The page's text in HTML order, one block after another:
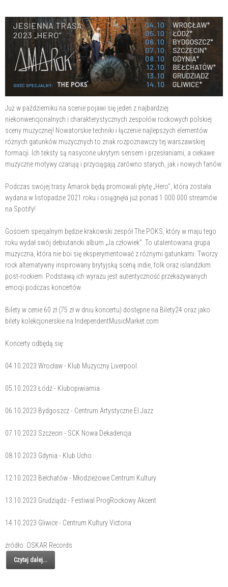
Już w październiku na scenie pojawi się jeden z najbardziej
niekonwencjonalnych i charakterystycznych zespołów rockowych polskiej
sceny muzycznej! Nowatorskie techniki i łączenie najlepszych elementów
różnych gatunków muzycznych to znak rozpoznawczy tej warszawskiej
formacji. Ich teksty są nasycone ukrytym sensem i przesłaniami, a ciekawe
muzyczne motywy czarują i przyciągają zarówno starych, jak i nowych fanów.
Podczas swojej trasy Amarok będą promowali płytę „Hero", która została
wydana w listopadzie 2021 roku i osiągnęła już ponad 1 000 000 streamów
na Spotify!
Gościem specjalnym będzie krakowski zespół The POKS, który w maju tego
roku wydał swój debiutancki album „Ja człowiek". To utalentowana grupa
muzyczna, która nie boi się eksperymentować z różnymi gatunkami. Tworzy
rock alternatywny inspirowany brytyjską sceną indie, folk oraz islandzkim
post-rockiem. Podstawą ich wyrazu jest autentyczność przekazywanych
emocji podczas koncertów.
Bilety w cenie 60 zł (75 zł w dniu koncertu) dostępne na Bilety24 oraz jako
bilety kolekcjonerskie na IndependentMusicMarket.com
Koncerty odbędą się:
04.10.2023 Wrocław - Klub Muzyczny Liverpool
05.10.2023 Łódź - Klubopiwiarnia
06.10.2023 Bydgoszcz - Centrum Artystyczne El Jazz
07.10.2023 Szczecin - SCK Nowa Dekadencja
08.10.2023 Gdynia - Klub Ucho
12.10.2023 Bełchatów - Młodzieżowe Centrum Kultury
13.10.2023 Grudziądz - Festiwal ProgRockowy Akcent
14.10.2023 Gliwice - Centrum Kultury Victoria
źródło: OSKAR Records
Czytaj dalej...